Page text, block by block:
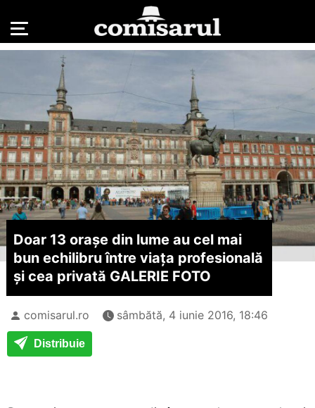
Doar 13 orașe din lume au cel mai
bun echilibru între viața profesională
și cea privată GALERIE FOTO
comisarul.ro sâmbătă, 4 iunie 2016, 18:46
Distribuie